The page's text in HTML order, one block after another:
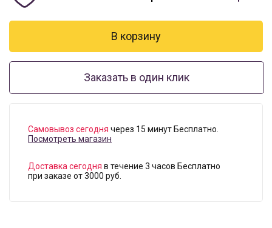
Заказать в один клик
Самовывоз сегодня через 15 минут Бесплатно.
Посмотреть магазин
Доставка сегодня в течение 3 часов Бесплатно
при заказе от 3000 руб.